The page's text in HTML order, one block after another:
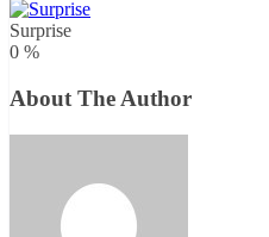
Surprise
0 %
About The Author